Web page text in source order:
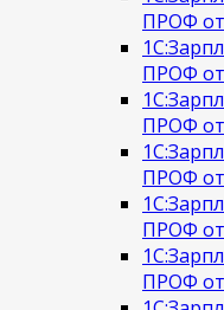
ПРОФ от
ПРОФ
ПРОФ
ПРОФ
ПРОФ от
ПРОФ